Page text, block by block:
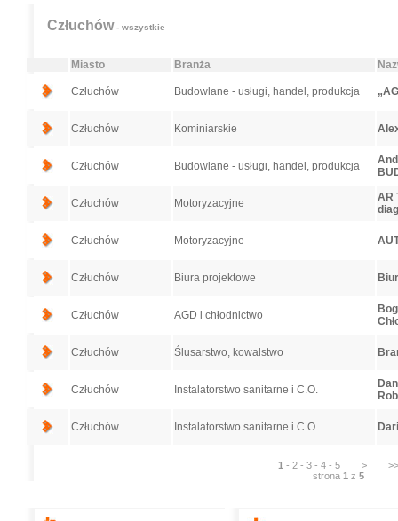
Człuchów- wszystkie
Miasto Branża
Człuchów Budowlane - usługi, handel, produkcja
Człuchów Kominiarskie
Człuchów Budowlane - usługi, handel, produkcja
Człuchów Motoryzacyjne
AR
Człuchów Motoryzacyjne
Człuchów Biura projektowe
Człuchów AGD i chłodnictwo
Człuchów Ślusarstwo, kowalstwo
Człuchów Instalatorstwo sanitarne i C.O.
Człuchów Instalatorstwo sanitarne i C.O.
1 - 2 - 3 - 4 - 5 >
>>
strona 1 z 5